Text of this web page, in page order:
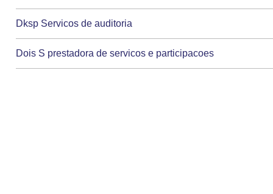
Dksp Servicos de auditoria
Dois S prestadora de servicos e participacoes